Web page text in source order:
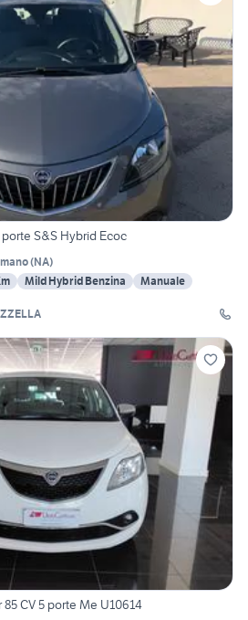
S&S Hybrid Ecoc
(NA)
Mild Hybrid Benzina
Manuale
CV 5 porte Me U10614